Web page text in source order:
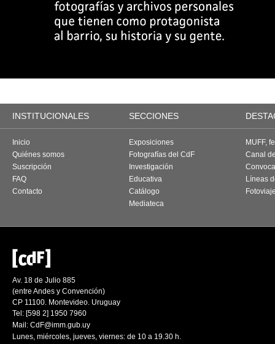
INSTITUCIONALES SECCIONES
Inicio
Quiénes somos
Suscripción
FAQ
Contacto
Exposiciones
Fotografías del CdF
Investigación
Educativa
Catálogo
Mediateca
MUFF,
Canal
Líneas
Av. 18 de Julio 885
(entre Andes y Convención)
CP 11100. Montevideo. Uruguay
Tel: [598 2] 1950 7960
Mail: CdF@imm.gub.uy
Lunes, miércoles, jueves, viernes: de 10 a 19.30 h.